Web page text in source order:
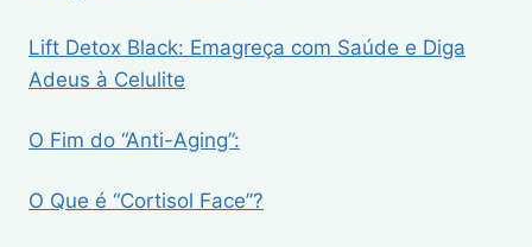
Lift Detox Black: Emagreça com Saúde e Diga
Adeus à Celulite
O Fim do “Anti-Aging”:
O Que é “Cortisol Face”?